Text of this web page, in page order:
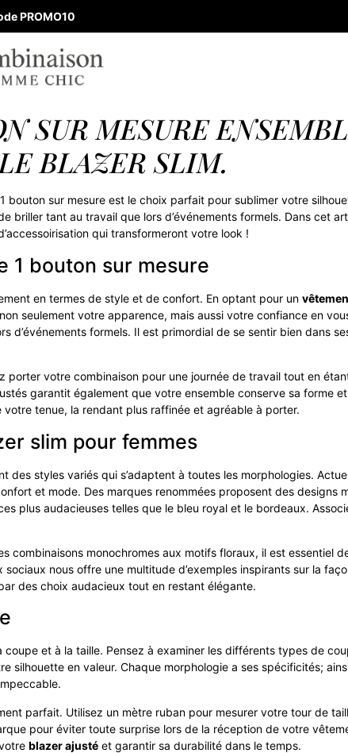
PROMO10
SUR MESURE
BLAZER SLIM.
bouton sur mesure est le choix parfait pour sublimer votre
briller tant au travail que lors d’événements formels. Dans cet
qui transformeront votre look !
1 bouton sur mesure
en termes de style et de confort. En optant pour un
seulement votre apparence, mais aussi votre confiance en
formels. Il est primordial de se sentir bien dans
votre combinaison pour une journée de travail tout en
garantit également que votre ensemble conserve sa forme
tenue, la rendant plus raffinée et agréable à porter.
slim pour femmes
des styles variés qui s’adaptent à toutes les morphologies.
et mode. Des marques renommées proposent des designs
plus audacieuses telles que le bleu royal et le bordeaux.
combinaisons monochromes aux motifs floraux, il est essentiel
sociaux nous offre une multitude d’exemples inspirants sur la
des choix audacieux tout en restant élégante.
et à la taille. Pensez à examiner les différents types de
silhouette en valeur. Chaque morphologie a ses spécificités;
parfait. Utilisez un mètre ruban pour mesurer votre tour de
pour éviter toute surprise lors de la réception de votre
blazer ajusté et garantir sa durabilité dans le temps.